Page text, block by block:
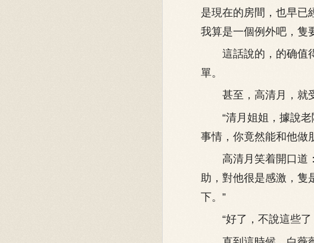
是現在的房間，也早已
我算是一個例外吧，隻
這話說的，的确值得
單。
甚至，高清月，就受
“清月姐姐，據說老
事情，你竟然能和他做
高清月笑着開口道：
助，對他很是感激，隻
下。”
“好了，不說這些了